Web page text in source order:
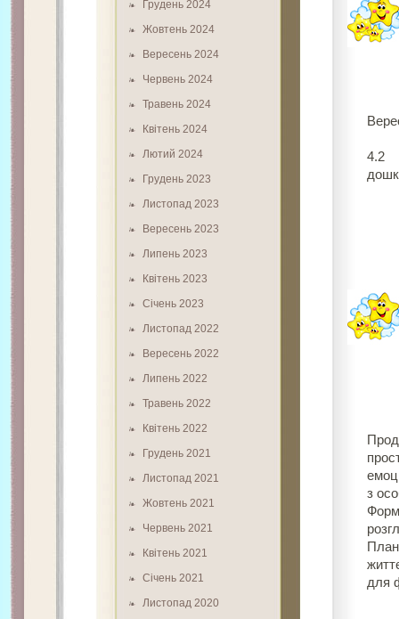
Грудень 2024
Жовтень 2024
Вересень 2024
Червень 2024
Травень 2024
Квітень 2024
Лютий 2024
Грудень 2023
Листопад 2023
Вересень 2023
Липень 2023
Квітень 2023
Січень 2023
Листопад 2022
Вересень 2022
Липень 2022
Травень 2022
Квітень 2022
Грудень 2021
Листопад 2021
Жовтень 2021
Червень 2021
Квітень 2021
Січень 2021
Листопад 2020
з
для